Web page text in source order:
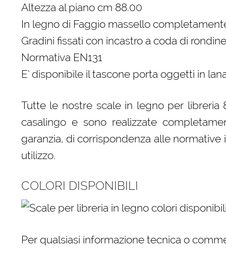
Altezza al piano cm 88.00
In legno di Faggio massello
Gradini fissati con incastro a coda di
Normativa EN131
E’ disponibile il tascone porta oggetti in
Tutte le nostre scale in legno per libreria
casalingo e sono realizzate
garanzia, di corrispondenza alle
utilizzo.
COLORI DISPONIBILI
Per qualsiasi informazione tecnica o